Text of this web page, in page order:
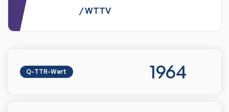
/WTTV
Q-TTR-Wert 1964